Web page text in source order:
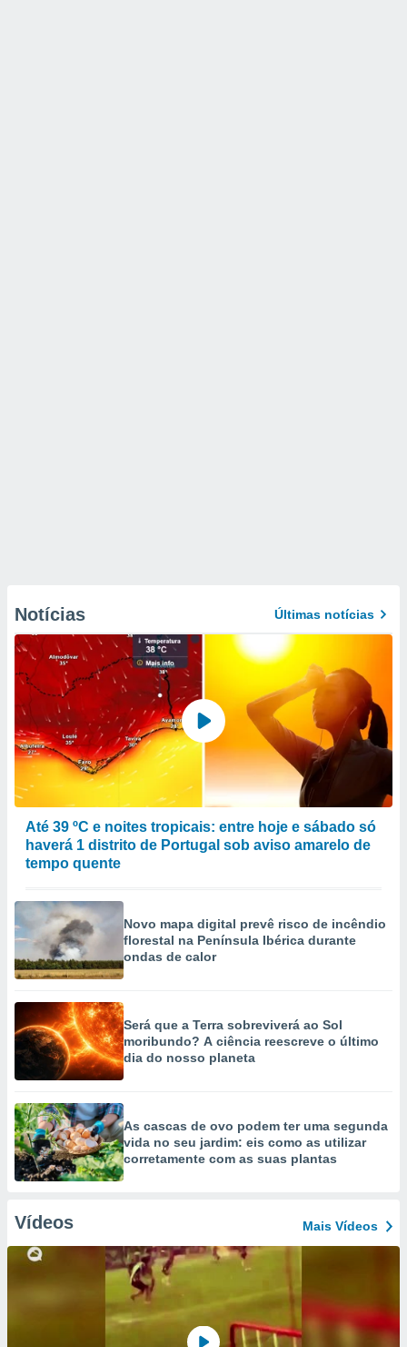
Notícias Últimas notícias
Até 39 ºC e noites tropicais: entre hoje e sábado só
haverá 1 distrito de Portugal sob aviso amarelo de
tempo quente
Novo mapa digital prevê risco de incêndio
florestal na Península Ibérica durante
ondas de calor
Será que a Terra sobreviverá ao Sol
moribundo? A ciência reescreve o último
dia do nosso planeta
As cascas de ovo podem ter uma segunda
vida no seu jardim: eis como as utilizar
corretamente com as suas plantas
Vídeos Mais Vídeos